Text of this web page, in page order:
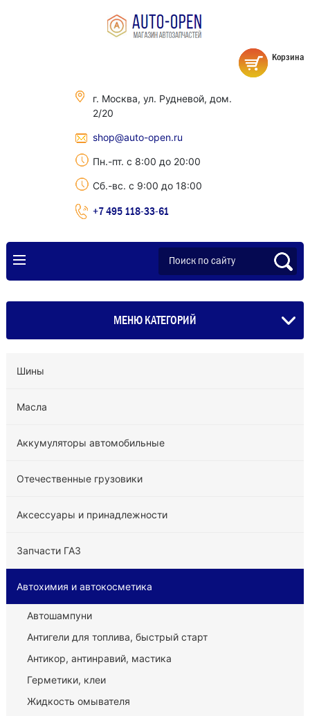
г. Москва, ул. Рудневой, дом.
2/20
shop@auto-open.ru
Пн.-пт. с 8:00 до 20:00
Сб.-вс. с 9:00 до 18:00
+7 495 118-33-61
Корзина
МЕНЮ КАТЕГОРИЙ
Шины
Масла
Аккумуляторы автомобильные
Отечественные грузовики
Аксессуары и принадлежности
Запчасти ГАЗ
Автохимия и автокосметика
Автошампуни
Антигели для топлива, быстрый старт
Антикор, антинравий, мастика
Герметики, клеи
Жидкость омывателя